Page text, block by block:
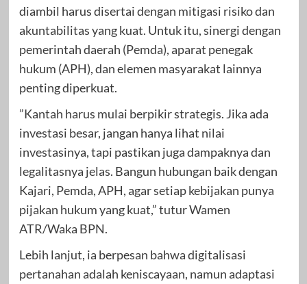
diambil harus disertai dengan mitigasi risiko dan
akuntabilitas yang kuat. Untuk itu, sinergi dengan
pemerintah daerah (Pemda), aparat penegak
hukum (APH), dan elemen masyarakat lainnya
penting diperkuat.
”Kantah harus mulai berpikir strategis. Jika ada
investasi besar, jangan hanya lihat nilai
investasinya, tapi pastikan juga dampaknya dan
legalitasnya jelas. Bangun hubungan baik dengan
Kajari, Pemda, APH, agar setiap kebijakan punya
pijakan hukum yang kuat,” tutur Wamen
ATR/Waka BPN.
Lebih lanjut, ia berpesan bahwa digitalisasi
pertanahan adalah keniscayaan, namun adaptasi